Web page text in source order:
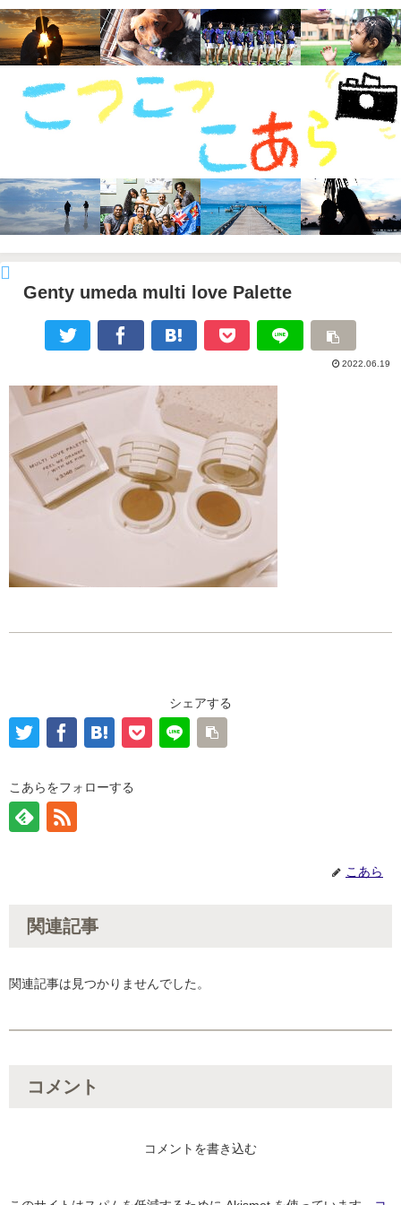
Genty umeda multi love Palette
2022.06.19
シェアする
こあらをフォローする
こあら
関連記事
関連記事は見つかりませんでした。
コメント
コメントを書き込む